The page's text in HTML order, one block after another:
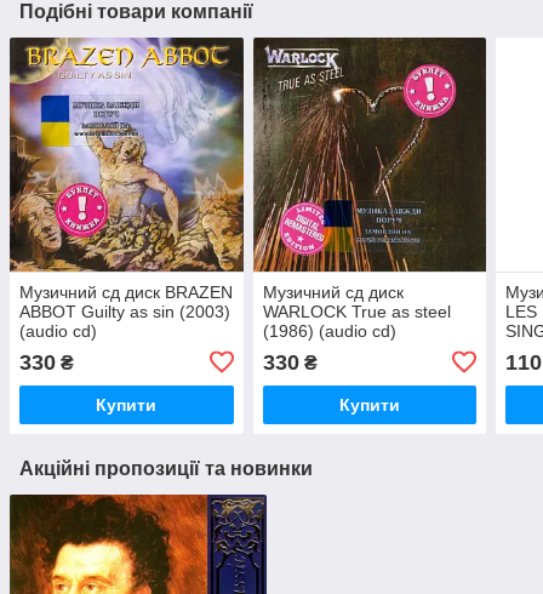
Подібні товари компанії
Музичний сд диск BRAZEN
ABBOT Guilty as sin (2003)
(audio cd)
330 ₴
Купити
Музичний сд диск
WARLOCK True as steel
(1986) (audio cd)
330₴
Купити
LES
110
Акційні пропозиції та новинки